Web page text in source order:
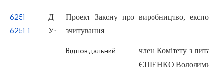
6251
6251-1
Д
У·
Проект Закону про виробництво,
зчитування
Відповідальний:
член Комітету з
ЄЩЕНКО Володимир